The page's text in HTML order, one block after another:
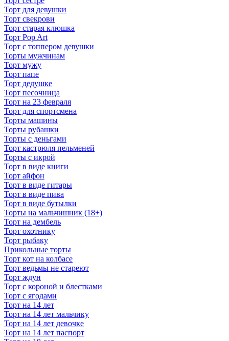
Торт для девушки
Торт свекрови
Торт старая клюшка
Торт Pop Art
Торт с топпером девушки
Торты мужчинам
Торт мужу
Торт папе
Торт дедушке
Торт песочница
Торт на 23 февраля
Торт для спортсмена
Торты машины
Торты рубашки
Торты с деньгами
Торт кастрюля пельменей
Торты с икрой
Торт в виде книги
Торт айфон
Торт в виде гитары
Торт в виде пива
Торт в виде бутылки
Торты на мальчишник (18+)
Торт на дембель
Торт охотнику
Торт рыбаку
Прикольные торты
Торт кот на колбасе
Торт ведьмы не стареют
Торт ждун
Торт с короной и блестками
Торт с ягодами
Торт на 14 лет
Торт на 14 лет мальчику
Торт на 14 лет девочке
Торт на 14 лет паспорт